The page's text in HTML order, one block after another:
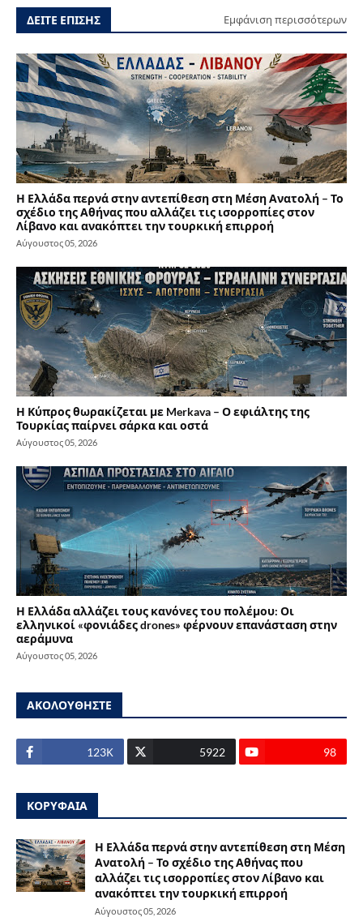
ΔΕΙΤΕ ΕΠΙΣΗΣ Εμφάνιση περισσότερων
Η Ελλάδα περνά στην αντεπίθεση στη Μέση Ανατολή – Το
σχέδιο της Αθήνας που αλλάζει τις ισορροπίες στον
Λίβανο και ανακόπτει την τουρκική επιρροή
Αύγουστος 05, 2026
Η Κύπρος θωρακίζεται με Merkava – Ο εφιάλτης της
Τουρκίας παίρνει σάρκα και οστά
Αύγουστος 05, 2026
Η Ελλάδα αλλάζει τους κανόνες του πολέμου: Οι
ελληνικοί «φονιάδες drones» φέρνουν επανάσταση στην
αεράμυνα
Αύγουστος 05, 2026
ΑΚΟΛΟΥΘΗΣΤΕ
123Κ 5922 98
ΚΟΡΥΦΑΙΑ
Η Ελλάδα περνά στην αντεπίθεση στη Μέση
Ανατολή – Το σχέδιο της Αθήνας που
αλλάζει τις ισορροπίες στον Λίβανο και
ανακόπτει την τουρκική επιρροή
Αύγουστος 05, 2026